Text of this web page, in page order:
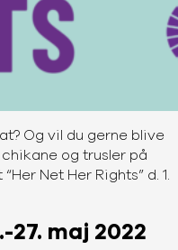
Og vil du gerne blive
og trusler på
Net Her Rights” d. 1.
27. maj 2022